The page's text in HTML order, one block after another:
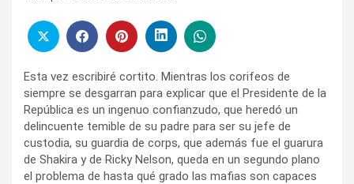
Esta vez escribiré cortito. Mientras los corifeos de
siempre se desgarran para explicar que el Presidente de la
República es un ingenuo confianzudo, que heredó un
delincuente temible de su padre para ser su jefe de
custodia, su guardia de corps, que además fue el guarura
de Shakira y de Ricky Nelson, queda en un segundo plano
el problema de hasta qué grado las mafias son capaces